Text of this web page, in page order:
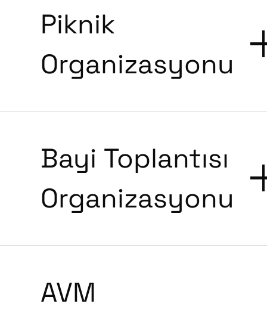
Piknik
Organizasyonu
Bayi Toplantısı
Organizasyonu
AVM